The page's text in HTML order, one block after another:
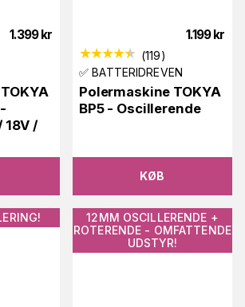
1.399 kr
/
1.199 kr
(119)
✅ BATTERIDREVEN
Polermaskine TOKYA
BP5 - Oscillerende
KØB
12MM OSCILLERENDE +
ROTERENDE - OMFATTENDE
UDSTYR!